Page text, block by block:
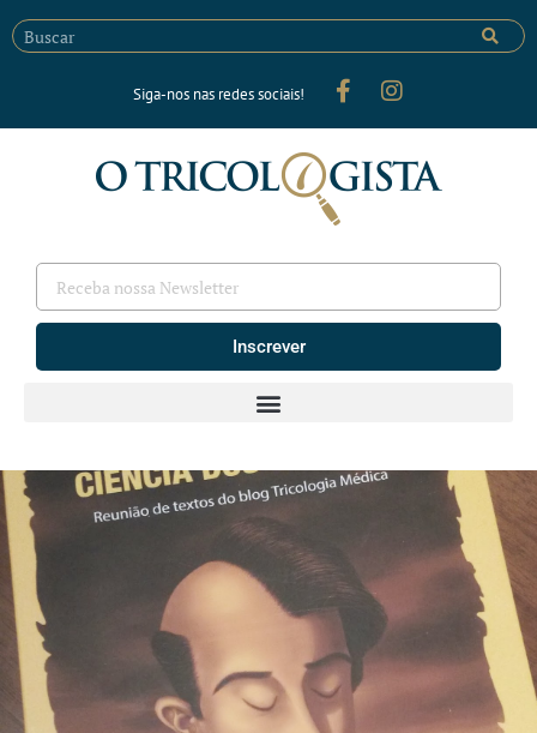
Siga-nos nas redes sociais!
Inscrever